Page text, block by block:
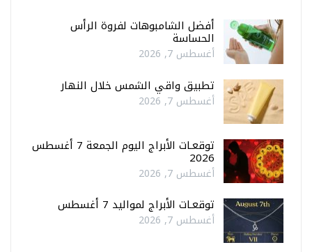
أفضل الشامبوهات لفروة الرأس
الحساسة
أغسطس 7, 2026
تطبيق واقي الشمس خلال النهار
أغسطس 7, 2026
توقعـات الأبراج اليوم الجمعة 7 أغسطس
2026
أغسطس 7, 2026
توقعـات الأبراج لمواليد 7 أغسطس
أغسطس 7, 2026